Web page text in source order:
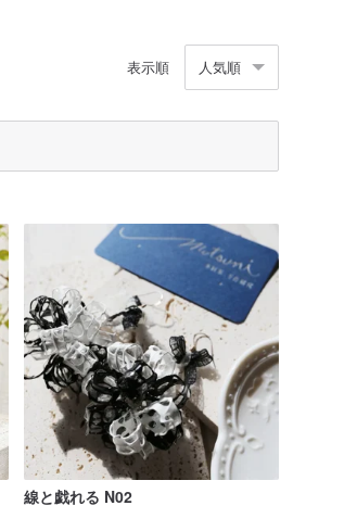
表示順 人気順
線と戯れる N02